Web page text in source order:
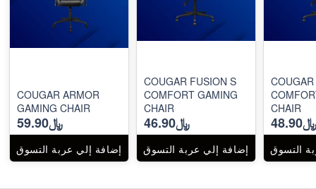
COUGAR ARMOR
GAMING CHAIR
﷼59.90
إضافة إلي عربة التسوق
COUGAR FUSION S
COMFORT GAMING
CHAIR
﷼46.90
إضافة إلي عربة التسوق
CHAIR
﷼48.90
التسوق